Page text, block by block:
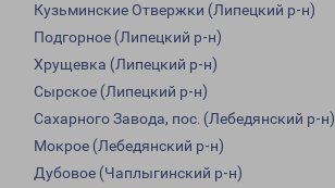
Кузьминские Отвержки (Липецкий р-н)
Подгорное (Липецкий р-н)
Хрущевка (Липецкий р-н)
Сырское (Липецкий р-н)
Сахарного Завода, пос. (Лебедянский р-н)
Мокрое (Лебедянский р-н)
Дубовое (Чаплыгинский р-н)